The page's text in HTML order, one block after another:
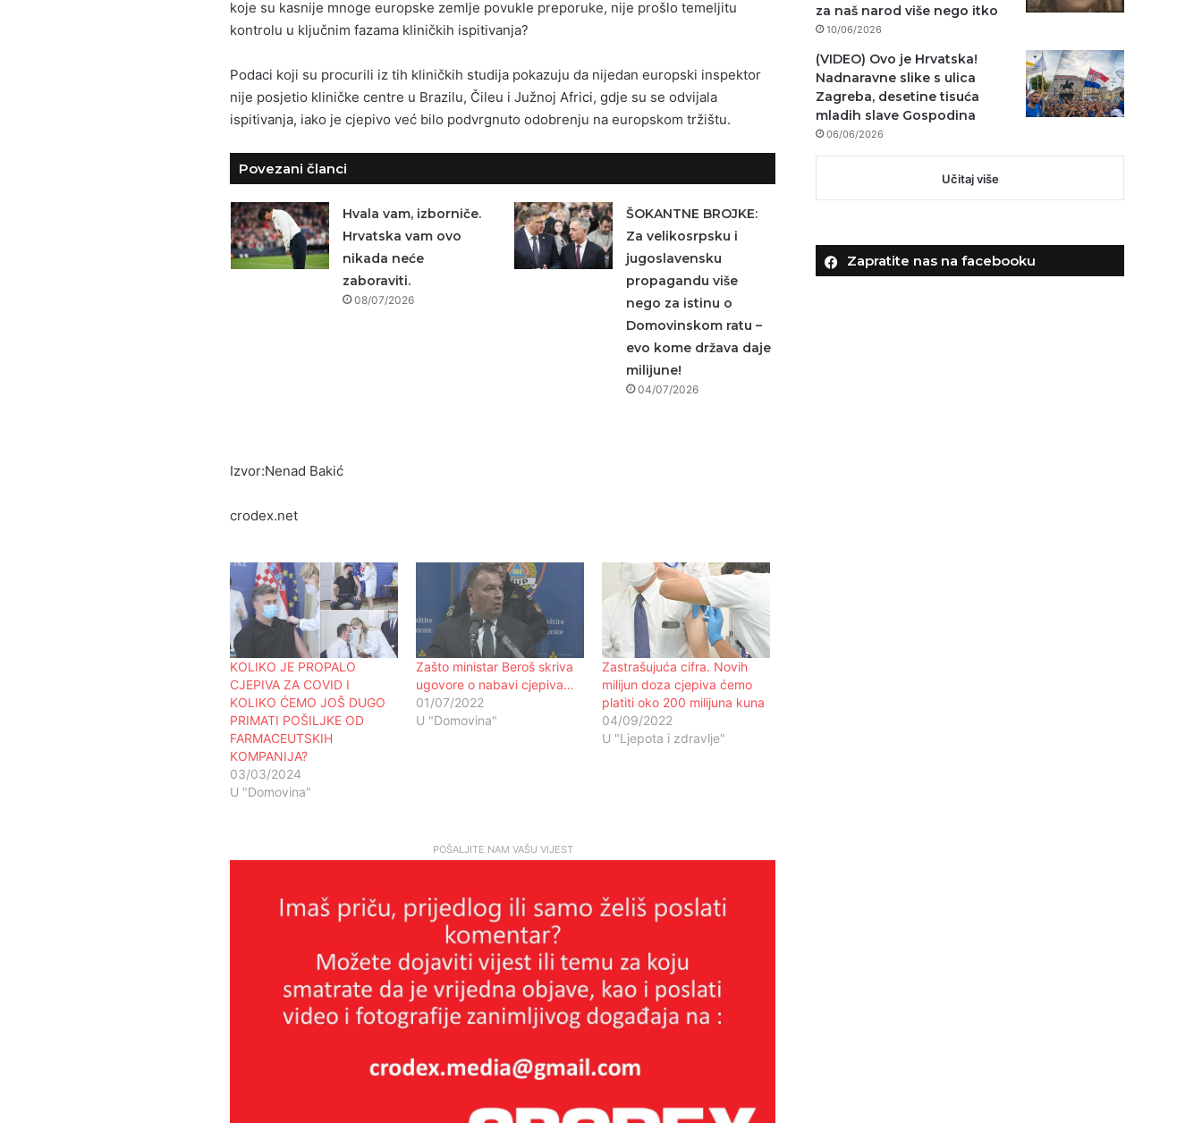
koje su kasnije mnoge europske zemlje povukle preporuke, nije prošlo temeljitu
kontrolu u ključnim fazama kliničkih ispitivanja?
Podaci koji su procurili iz tih kliničkih studija pokazuju da nijedan europski inspektor
nije posjetio kliničke centre u Brazilu, Čileu i Južnoj Africi, gdje su se odvijala
ispitivanja, iako je cjepivo već bilo podvrgnuto odobrenju na europskom tržištu.
Povezani članci
Hvala vam, izborniče.
Hrvatska vam ovo
nikada neće
zaboraviti.
08/07/2026
ŠOKANTNE BROJKE:
Za velikosrpsku i
jugoslavensku
propagandu više
nego za istinu o
Domovinskom ratu –
evo kome država daje
milijune!
04/07/2026
Izvor:Nenad Bakić
crodex.net
KOLIKO JE PROPALO
CJEPIVA ZA COVID I
KOLIKO ĆEMO JOŠ DUGO
PRIMATI POŠILJKE OD
FARMACEUTSKIH
KOMPANIJA?
03/03/2024
U "Domovina"
Zašto ministar Beroš skriva
ugovore o nabavi cjepiva…
01/07/2022
U "Domovina"
Zastrašujuća cifra. Novih
milijun doza cjepiva ćemo
platiti oko 200 milijuna kuna
04/09/2022
U "Ljepota i zdravlje"
POŠALJITE NAM VAŠU VIJEST
DAN ŽELJKOVE I DENISOVE
ARMIJE – IZMIŠLJENA
POVIJESTI
za naš narod više nego itko
10/06/2026
(VIDEO) Ovo je Hrvatska!
Nadnaravne slike s ulica
Zagreba, desetine tisuća
mladih slave Gospodina
06/06/2026
Učitaj više
Zapratite nas na facebooku